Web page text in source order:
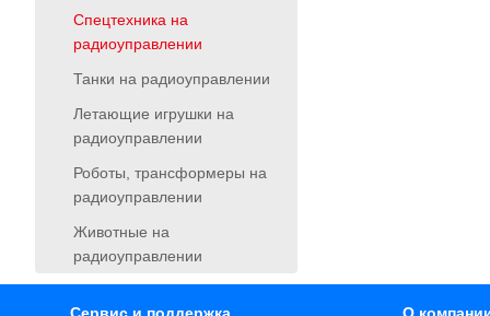
Спецтехника на
радиоуправлении
Танки на радиоуправлении
Летающие игрушки на
радиоуправлении
Роботы, трансформеры на
радиоуправлении
Животные на
радиоуправлении